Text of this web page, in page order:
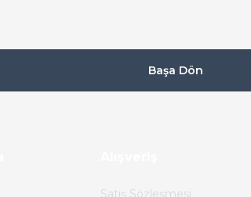
Başa Dön
Satış Sözleşmesi